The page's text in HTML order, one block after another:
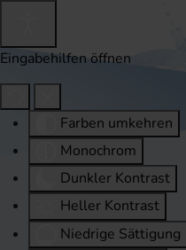
Eingabehilfen öffnen
Farben umkehren
Monochrom
Dunkler Kontrast
Heller Kontrast
Niedrige Sättigung